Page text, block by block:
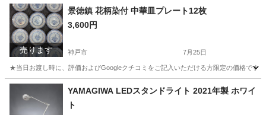
兵庫 神戸市 生活家電
売ります
景徳鎮 花柄染付 中華皿プレート12枚
3,600円
神戸市 7月25日
★当日お渡し時に、評価およびGoogleクチコミをご記入いただける方限定の価格です
兵庫 神戸市
YAMAGIWA LEDスタンドライト 2021年製 ホワイ
ト